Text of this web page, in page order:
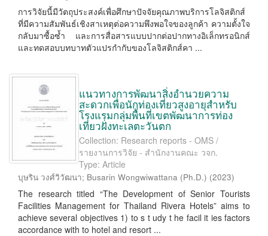
การวิจัยนี้มีวัตถุประสงค์เพื่อศึกษาปัจจัยคุณภาพบริการโลจิสติกส์
ที่มีความสัมพันธ์เชิงสาเหตุต่อความพึงพอใจของลูกค้า ความตั้งใจ
กลับมาซื้อซ้ำ และการสื่อสารแบบปากต่อปากทางอิเล็กทรอนิกส์
และทดสอบบทบาทตัวแปรกำกับของโลจิสติกส์คา ...
แนวทางการพัฒนาสิ่งอำนวยความ
สะดวกเพื่อนักท่องเที่ยวสูงอายุสำหรับ
โรงแรมกลุ่มพื้นที่เขตพัฒนาการท่อง
เที่ยวฝั่งทะเลตะวันตก
Collection: Research reports - OMS /
รายงานการวิจัย - สำนักงานคณะ วจก.
Type: Article
บุษริน วงศ์วิวัฒนา; Busarin Wongwiwattana (Ph.D.) (2023)
The research titled “The Development of Senior Tourists
Facilities Management for Thailand Rivera Hotels” aims to
achieve several objectives 1) to s t udy t he facil it ies factors
accordance with to hotel and resort ...